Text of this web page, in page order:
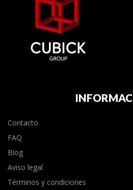
Contacto
FAQ
Blog
Aviso legal
Términos y condiciones